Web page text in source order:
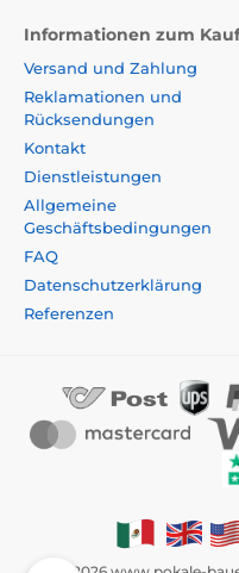
Informationen zum Kauf
Versand und Zahlung
Reklamationen und
Rücksendungen
Kontakt
Dienstleistungen
Allgemeine
Geschäftsbedingungen
FAQ
Datenschutzerklärung
Referenzen